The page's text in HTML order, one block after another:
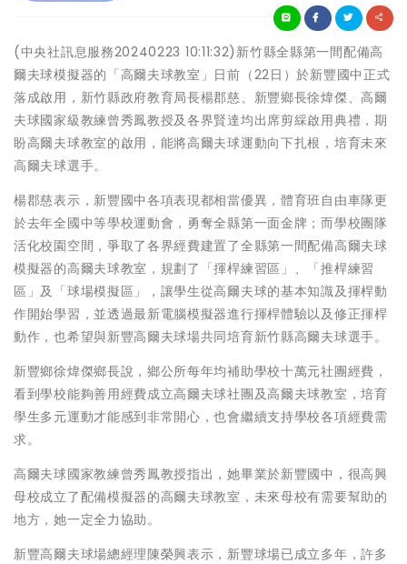
(中央社訊息服務20240223 10:11:32)新竹縣全縣第一間配備高
爾夫球模擬器的「高爾夫球教室」日前（22日）於新豐國中正式
落成啟用，新竹縣政府教育局長楊郡慈、新豐鄉長徐煒傑、高爾
夫球國家級教練曾秀鳳教授及各界賢達均出席剪綵啟用典禮，期
盼高爾夫球教室的啟用，能將高爾夫球運動向下扎根，培育未來
高爾夫球選手。
楊郡慈表示，新豐國中各項表現都相當優異，體育班自由車隊更
於去年全國中等學校運動會，勇奪全縣第一面金牌；而學校團隊
活化校園空間，爭取了各界經費建置了全縣第一間配備高爾夫球
模擬器的高爾夫球教室，規劃了「揮桿練習區」、「推桿練習
區」及「球場模擬區」，讓學生從高爾夫球的基本知識及揮桿動
作開始學習，並透過最新電腦模擬器進行揮桿體驗以及修正揮桿
動作，也希望與新豐高爾夫球場共同培育新竹縣高爾夫球選手。
新豐鄉徐煒傑鄉長說，鄉公所每年均補助學校十萬元社團經費，
看到學校能夠善用經費成立高爾夫球社團及高爾夫球教室，培育
學生多元運動才能感到非常開心，也會繼續支持學校各項經費需
求。
高爾夫球國家教練曾秀鳳教授指出，她畢業於新豐國中，很高興
母校成立了配備模擬器的高爾夫球教室，未來母校有需要幫助的
地方，她一定全力協助。
新豐高爾夫球場總經理陳榮興表示，新豐球場已成立多年，許多